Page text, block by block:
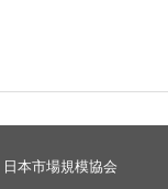
本市場規模協会